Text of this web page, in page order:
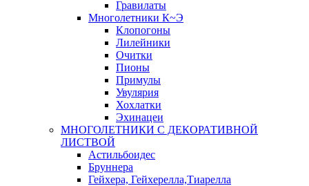
Гравилаты
Многолетники К~Э
Клопогоны
Лилейники
Очитки
Пионы
Примулы
Увулярия
Хохлатки
Эхинацеи
МНОГОЛЕТНИКИ С ДЕКОРАТИВНОЙ
ЛИСТВОЙ
Астильбоидес
Бруннера
Гейхера, Гейхерелла,Тиарелла